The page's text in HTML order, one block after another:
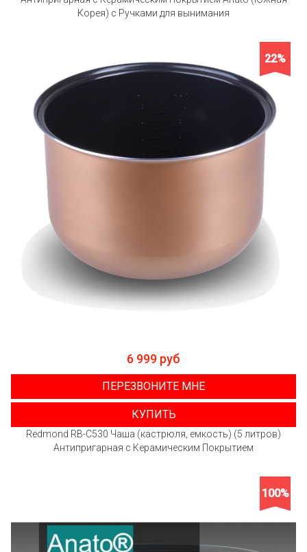
Корея) с Ручками для вынимания
22%
6 999 руб
ПЕРЕЗВОНИТЕ МНЕ
КУПИТЬ
Redmond RB-C530 Чаша (кастрюля, емкость) (5 литров)
Антипригарная с Керамическим Покрытием
100%